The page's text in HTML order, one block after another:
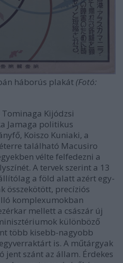
háborús plakát (Fotó:
Tominaga Kijódzsi
Jamaga politikus
Koiszo Kuniaki, a
található Macusiro
vélte felfedezni a
A tervek szerint a 13
a föld alatt azért egy-
összekötött, precíziós
komplexumokban
mellett a császár új
különböző
több kisebb-nagyobb
is. A műtárgyak
jent szánt az állam. Érdekes